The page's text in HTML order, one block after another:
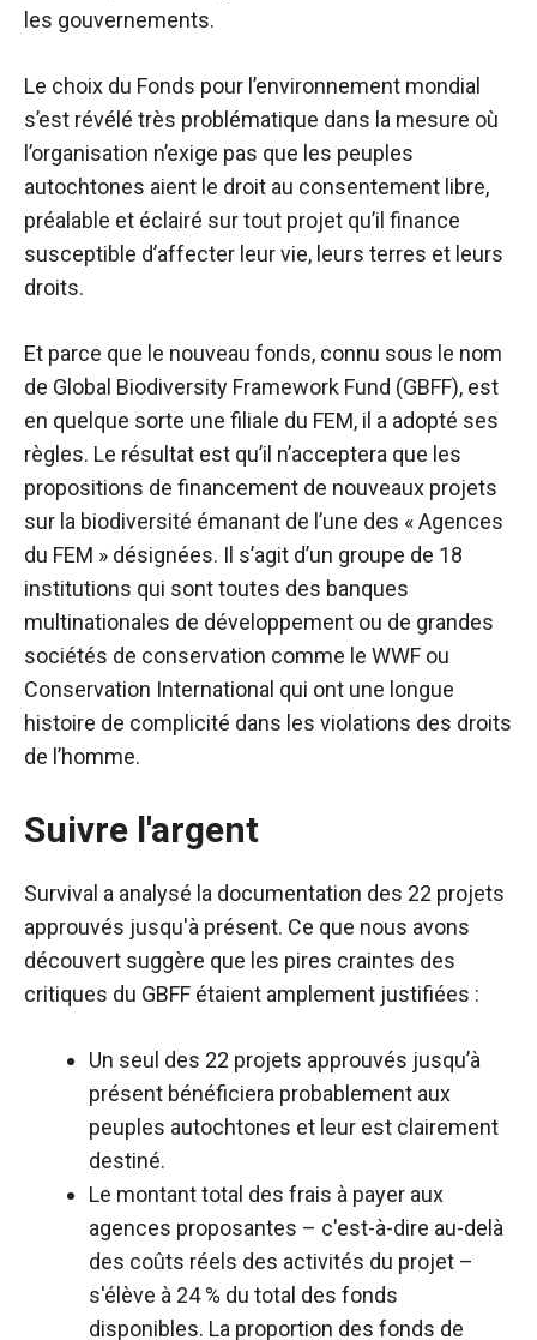
les gouvernements.
Le choix du Fonds pour l’environnement mondial
s’est révélé très problématique dans la mesure où
l’organisation n’exige pas que les peuples
autochtones aient le droit au consentement libre,
préalable et éclairé sur tout projet qu’il finance
susceptible d’affecter leur vie, leurs terres et leurs
droits.
Et parce que le nouveau fonds, connu sous le nom
de Global Biodiversity Framework Fund (GBFF), est
en quelque sorte une filiale du FEM, il a adopté ses
règles. Le résultat est qu’il n’acceptera que les
propositions de financement de nouveaux projets
sur la biodiversité émanant de l’une des « Agences
du FEM » désignées. Il s’agit d’un groupe de 18
institutions qui sont toutes des banques
multinationales de développement ou de grandes
sociétés de conservation comme le WWF ou
Conservation International qui ont une longue
histoire de complicité dans les violations des droits
de l’homme.
Suivre l'argent
Survival a analysé la documentation des 22 projets
approuvés jusqu'à présent. Ce que nous avons
découvert suggère que les pires craintes des
critiques du GBFF étaient amplement justifiées :
Un seul des 22 projets approuvés jusqu’à
présent bénéficiera probablement aux
peuples autochtones et leur est clairement
destiné.
Le montant total des frais à payer aux
agences proposantes – c'est-à-dire au-delà
des coûts réels des activités du projet –
s'élève à 24 % du total des fonds
disponibles. La proportion des fonds de